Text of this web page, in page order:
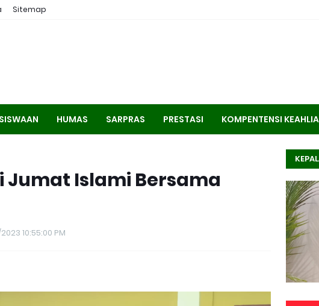
Sitemap
HUMAS SARPRAS PRESTASI KOMPENTENSI
Jumat Islami Bersama
10:55:00 PM